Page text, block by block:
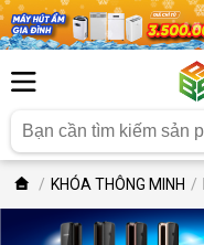
KHÓA THÔNG MINH